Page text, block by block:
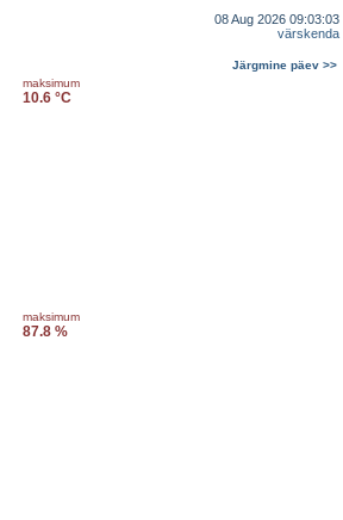
08 Aug 2026 09:03:03
värskenda
Järgmine päev >>
maksimum
10.6 °C
maksimum
87.8 %